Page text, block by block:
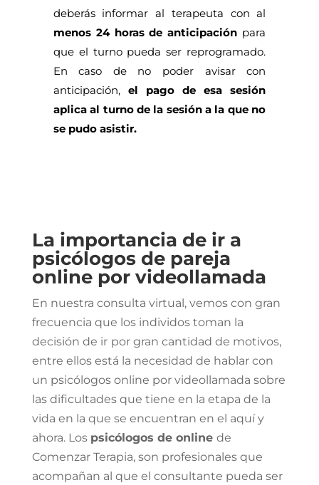
deberás informar al terapeuta con al
menos 24 horas de anticipación para
que el turno pueda ser reprogramado.
En caso de no poder avisar con
anticipación, el pago de esa sesión
aplica al turno de la sesión a la que no
se pudo asistir.
La importancia de ir a
psicólogos de pareja
online por videollamada
En nuestra consulta virtual, vemos con gran
frecuencia que los individos toman la
decisión de ir por gran cantidad de motivos,
entre ellos está la necesidad de hablar con
un psicólogos online por videollamada sobre
las dificultades que tiene en la etapa de la
vida en la que se encuentran en el aquí y
ahora. Los psicólogos de online de
Comenzar Terapia, son profesionales que
acompañan al que el consultante pueda ser